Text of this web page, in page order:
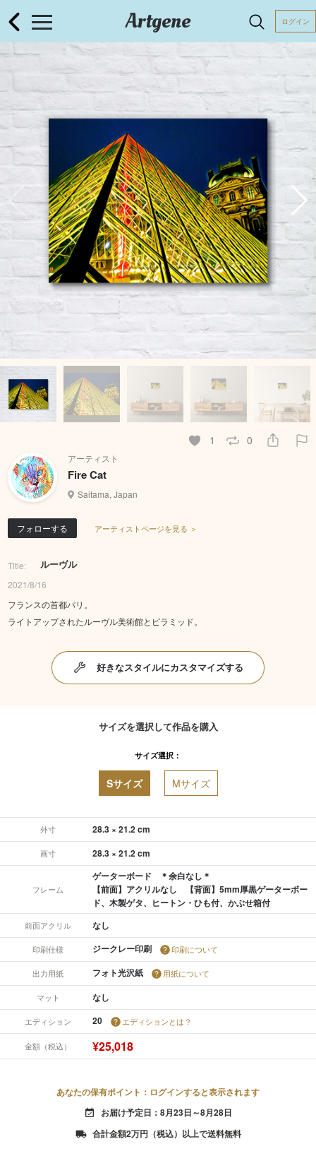
Artgene ログイン
1 0
アーティスト
Fire Cat
Saitama, Japan
フォローする アーティストページを見る ＞
Title: ルーヴル
2021/8/16
フランスの首都パリ。
ライトアップされたルーヴル美術館とピラミッド。
好きなスタイルにカスタマイズする
サイズを選択して作品を購入
サイズ選択：
Sサイズ Mサイズ
外寸 28.3 × 21.2 cm
画寸 28.3 × 21.2 cm
フレーム
ゲーターボード ＊余白なし＊
【前面】アクリルなし 【背面】5mm厚黒ゲーターボー
ド、木製ゲタ、ヒートン・ひも付、かぶせ箱付
前面アクリル なし
印刷仕様 ジークレー印刷 印刷について
出力用紙 フォト光沢紙 用紙について
マット なし
エディション 20 エディションとは？
金額（税込） ¥25,018
あなたの保有ポイント：ログインすると表示されます
event_available お届け予定日：8月23日～8月28日
local_shipping 合計金額2万円（税込）以上で送料無料